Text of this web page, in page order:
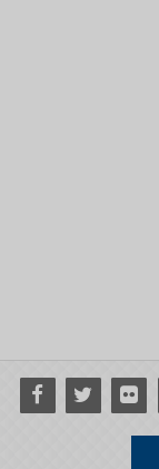
Facebook
Twitter Flickr